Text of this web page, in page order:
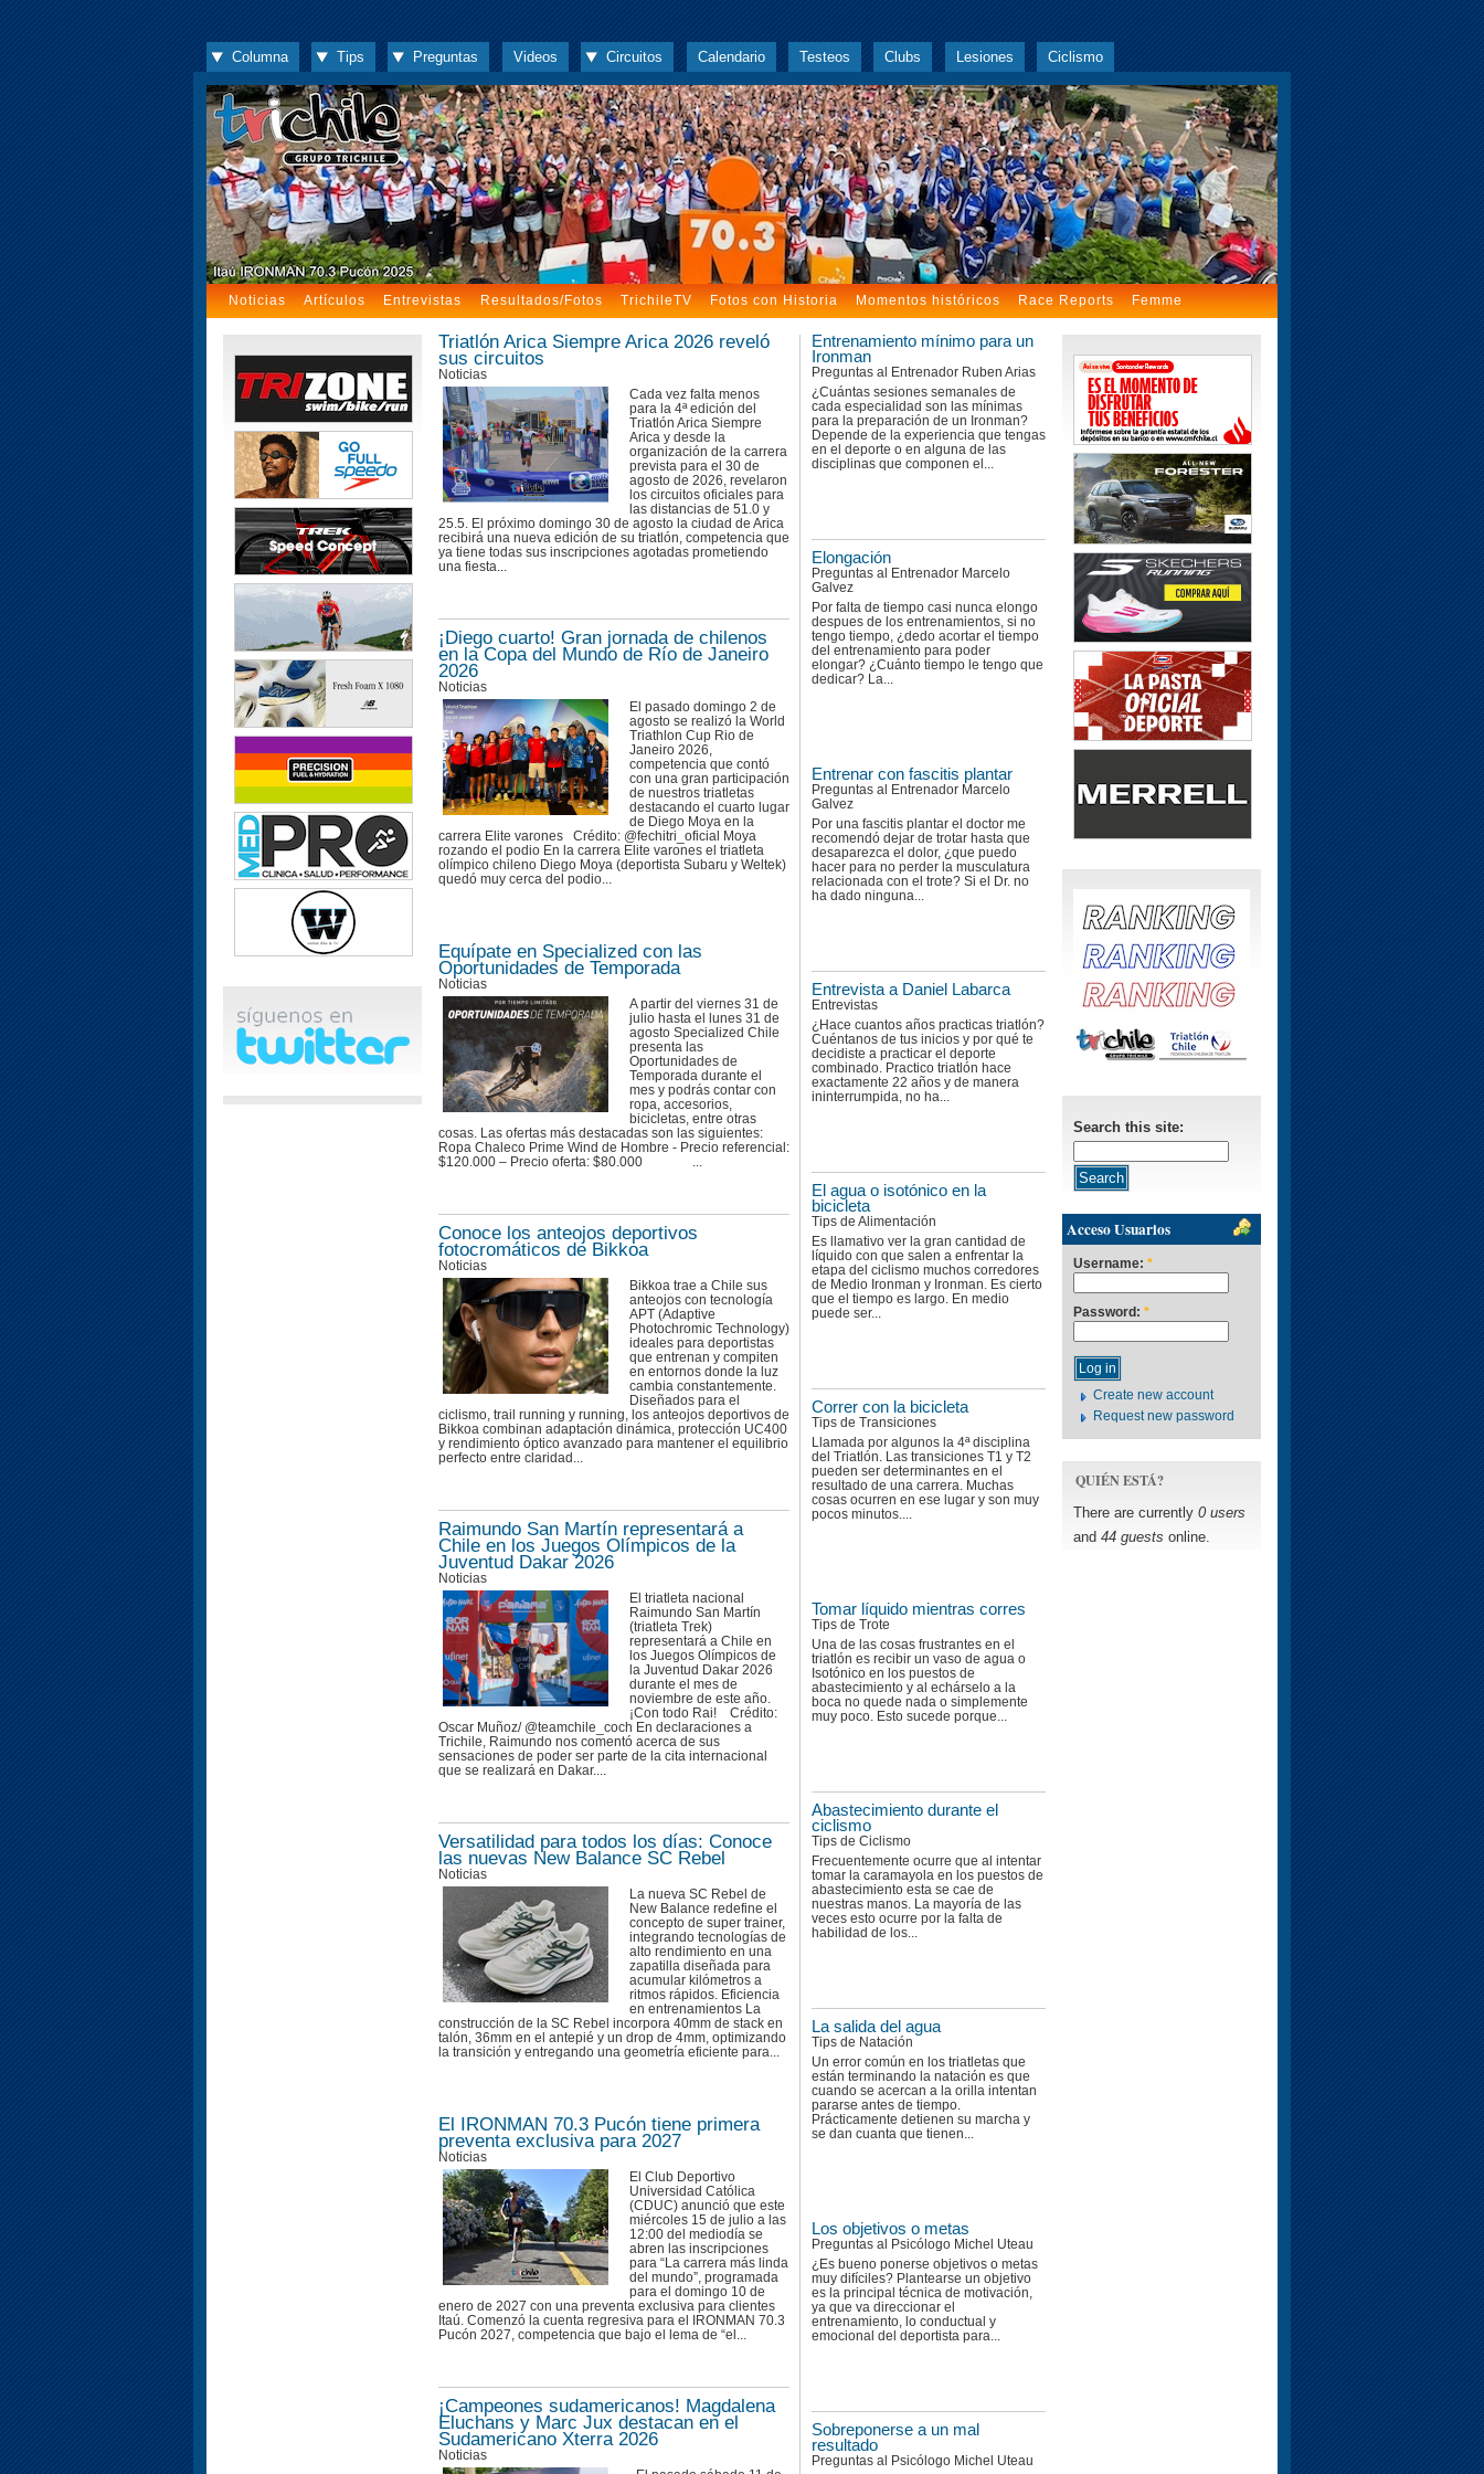
Columna Tips Preguntas Videos Circuitos Calendario Testeos Clubs Lesiones Ciclismo
Noticias Artículos Entrevistas Resultados/Fotos TrichileTV Fotos con Historia Momentos históricos Race Reports Femme
Entrenamiento mínimo para un
Ironman
Preguntas al Entrenador Ruben Arias
¿Cuántas sesiones semanales de
cada especialidad son las mínimas
para la preparación de un Ironman?
Depende de la experiencia que tengas
en el deporte o en alguna de las
disciplinas que componen el...
Elongación
Preguntas al Entrenador Marcelo
Galvez
Por falta de tiempo casi nunca elongo
despues de los entrenamientos, si no
tengo tiempo, ¿dedo acortar el tiempo
del entrenamiento para poder
elongar? ¿Cuánto tiempo le tengo que
dedicar? La...
Entrenar con fascitis plantar
Preguntas al Entrenador Marcelo
Galvez
Por una fascitis plantar el doctor me
recomendó dejar de trotar hasta que
desaparezca el dolor, ¿que puedo
hacer para no perder la musculatura
relacionada con el trote? Si el Dr. no
ha dado ninguna...
Entrevista a Daniel Labarca
Entrevistas
¿Hace cuantos años practicas triatlón?
Cuéntanos de tus inicios y por qué te
decidiste a practicar el deporte
combinado. Practico triatlón hace
exactamente 22 años y de manera
ininterrumpida, no ha...
El agua o isotónico en la
bicicleta
Tips de Alimentación
Es llamativo ver la gran cantidad de
líquido con que salen a enfrentar la
etapa del ciclismo muchos corredores
de Medio Ironman y Ironman. Es cierto
que el tiempo es largo. En medio
puede ser...
Correr con la bicicleta
Tips de Transiciones
Llamada por algunos la 4ª disciplina
del Triatlón. Las transiciones T1 y T2
pueden ser determinantes en el
resultado de una carrera. Muchas
cosas ocurren en ese lugar y son muy
pocos minutos....
Tomar líquido mientras corres
Tips de Trote
Una de las cosas frustrantes en el
triatlón es recibir un vaso de agua o
Isotónico en los puestos de
abastecimiento y al echárselo a la
boca no quede nada o simplemente
muy poco. Esto sucede porque...
Abastecimiento durante el
ciclismo
Tips de Ciclismo
Frecuentemente ocurre que al intentar
tomar la caramayola en los puestos de
abastecimiento esta se cae de
nuestras manos. La mayoría de las
veces esto ocurre por la falta de
habilidad de los...
La salida del agua
Tips de Natación
Un error común en los triatletas que
están terminando la natación es que
cuando se acercan a la orilla intentan
pararse antes de tiempo.
Prácticamente detienen su marcha y
se dan cuanta que tienen...
Los objetivos o metas
Preguntas al Psicólogo Michel Uteau
¿Es bueno ponerse objetivos o metas
muy difíciles? Plantearse un objetivo
es la principal técnica de motivación,
ya que va direccionar el
entrenamiento, lo conductual y
emocional del deportista para...
Sobreponerse a un mal
resultado
Preguntas al Psicólogo Michel Uteau
Triatlón Arica Siempre Arica 2026 reveló
sus circuitos
Noticias
Cada vez falta menos
para la 4ª edición del
Triatlón Arica Siempre
Arica y desde la
organización de la carrera
prevista para el 30 de
agosto de 2026, revelaron
los circuitos oficiales para
las distancias de 51.0 y
25.5. El próximo domingo 30 de agosto la ciudad de Arica
recibirá una nueva edición de su triatlón, competencia que
ya tiene todas sus inscripciones agotadas prometiendo
una fiesta...
¡Diego cuarto! Gran jornada de chilenos
en la Copa del Mundo de Río de Janeiro
2026
Noticias
El pasado domingo 2 de
agosto se realizó la World
Triathlon Cup Rio de
Janeiro 2026,
competencia que contó
con una gran participación
de nuestros triatletas
destacando el cuarto lugar
de Diego Moya en la
carrera Elite varones Crédito: @fechitri_oficial Moya
rozando el podio En la carrera Elite varones el triatleta
olímpico chileno Diego Moya (deportista Subaru y Weltek)
quedó muy cerca del podio...
Equípate en Specialized con las
Oportunidades de Temporada
Noticias
A partir del viernes 31 de
julio hasta el lunes 31 de
agosto Specialized Chile
presenta las
Oportunidades de
Temporada durante el
mes y podrás contar con
ropa, accesorios,
bicicletas, entre otras
cosas. Las ofertas más destacadas son las siguientes:
Ropa Chaleco Prime Wind de Hombre - Precio referencial:
$120.000 – Precio oferta: $80.000 ...
Conoce los anteojos deportivos
fotocromáticos de Bikkoa
Noticias
Bikkoa trae a Chile sus
anteojos con tecnología
APT (Adaptive
Photochromic Technology)
ideales para deportistas
que entrenan y compiten
en entornos donde la luz
cambia constantemente.
Diseñados para el
ciclismo, trail running y running, los anteojos deportivos de
Bikkoa combinan adaptación dinámica, protección UC400
y rendimiento óptico avanzado para mantener el equilibrio
perfecto entre claridad...
Raimundo San Martín representará a
Chile en los Juegos Olímpicos de la
Juventud Dakar 2026
Noticias
El triatleta nacional
Raimundo San Martín
(triatleta Trek)
representará a Chile en
los Juegos Olímpicos de
la Juventud Dakar 2026
durante el mes de
noviembre de este año.
¡Con todo Rai! Crédito:
Oscar Muñoz/ @teamchile_coch En declaraciones a
Trichile, Raimundo nos comentó acerca de sus
sensaciones de poder ser parte de la cita internacional
que se realizará en Dakar....
Versatilidad para todos los días: Conoce
las nuevas New Balance SC Rebel
Noticias
La nueva SC Rebel de
New Balance redefine el
concepto de super trainer,
integrando tecnologías de
alto rendimiento en una
zapatilla diseñada para
acumular kilómetros a
ritmos rápidos. Eficiencia
en entrenamientos La
construcción de la SC Rebel incorpora 40mm de stack en
talón, 36mm en el antepié y un drop de 4mm, optimizando
la transición y entregando una geometría eficiente para...
El IRONMAN 70.3 Pucón tiene primera
preventa exclusiva para 2027
Noticias
El Club Deportivo
Universidad Católica
(CDUC) anunció que este
miércoles 15 de julio a las
12:00 del mediodía se
abren las inscripciones
para “La carrera más linda
del mundo”, programada
para el domingo 10 de
enero de 2027 con una preventa exclusiva para clientes
Itaú. Comenzó la cuenta regresiva para el IRONMAN 70.3
Pucón 2027, competencia que bajo el lema de “el...
¡Campeones sudamericanos! Magdalena
Eluchans y Marc Jux destacan en el
Sudamericano Xterra 2026
Noticias
Search this site:
Acceso Usuarios
Username: *
Password: *
Create new account
Request new password
QUIÉN ESTÁ?
There are currently 0 users
and 44 guests online.